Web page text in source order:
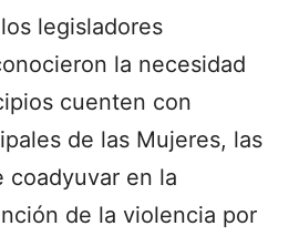
legisladores
la necesidad
cuenten con
de las Mujeres, las
coadyuvar en la
de la violencia por